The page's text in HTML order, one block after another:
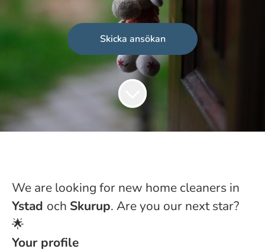
Skicka ansökan
We are looking for new home cleaners in
Ystad och Skurup. Are you our next star?
🌟
Your profile